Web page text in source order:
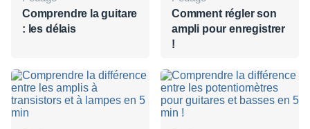
Comprendre la guitare
: les délais
Comment régler son
ampli pour enregistrer
!